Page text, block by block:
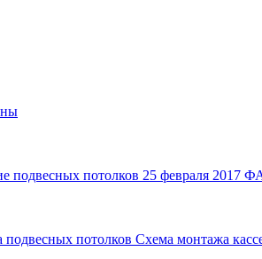
подвесных потолков 25 февраля 2017
подвесных потолков Схема монтажа